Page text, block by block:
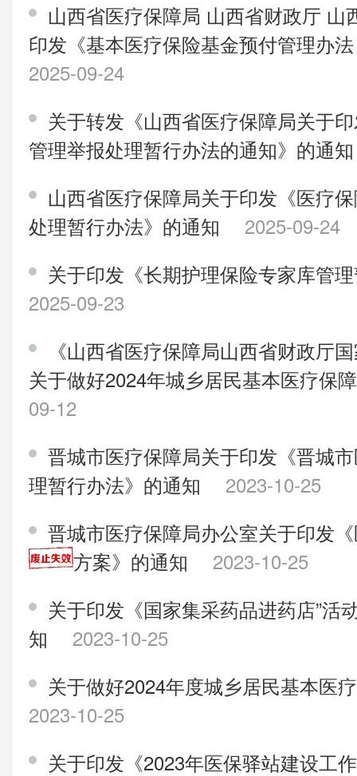
山西省医疗保障局 山西省财政厅 山
印发《基本医疗保险基金预付管理办
2025-09-24
关于转发《山西省医疗保障局关于
管理举报处理暂行办法的通知》的通
山西省医疗保障局关于印发《医疗
处理暂行办法》的通知
2025-09-24
关于印发《长期护理保险专家库管
2025-09-23
《山西省医疗保障局山西省财政厅
关于做好2024年城乡居民基本医疗保
09-12
晋城市医疗保障局关于印发《晋城
理暂行办法》的通知
2023-10-25
晋城市医疗保障局办公室关于印发
方案》的通知
2023-10-25
关于印发《国家集采药品进药店”活
知
2023-10-25
关于做好2024年度城乡居民基本医
2023-10-25
关于印发《2023年医保驿站建设工